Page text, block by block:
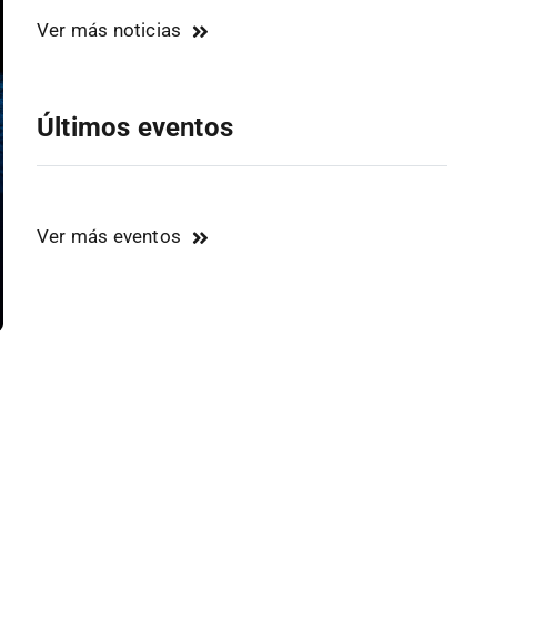
Ver más noticias
Últimos eventos
Ver más eventos